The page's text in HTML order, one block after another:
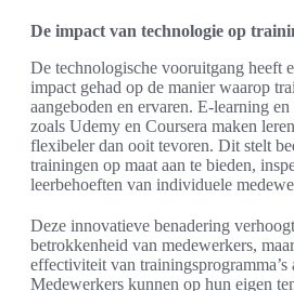
De impact van technologie op
De technologische vooruitgang heeft
impact gehad op de manier waarop
aangeboden en ervaren. E-learning
zoals Udemy en Coursera maken
flexibeler dan ooit tevoren. Dit stelt
trainingen op maat aan te bieden,
leerbehoeften van individuele
Deze innovatieve benadering
betrokkenheid van medewerkers,
effectiviteit van trainingsprogramma’s
Medewerkers kunnen op hun eigen